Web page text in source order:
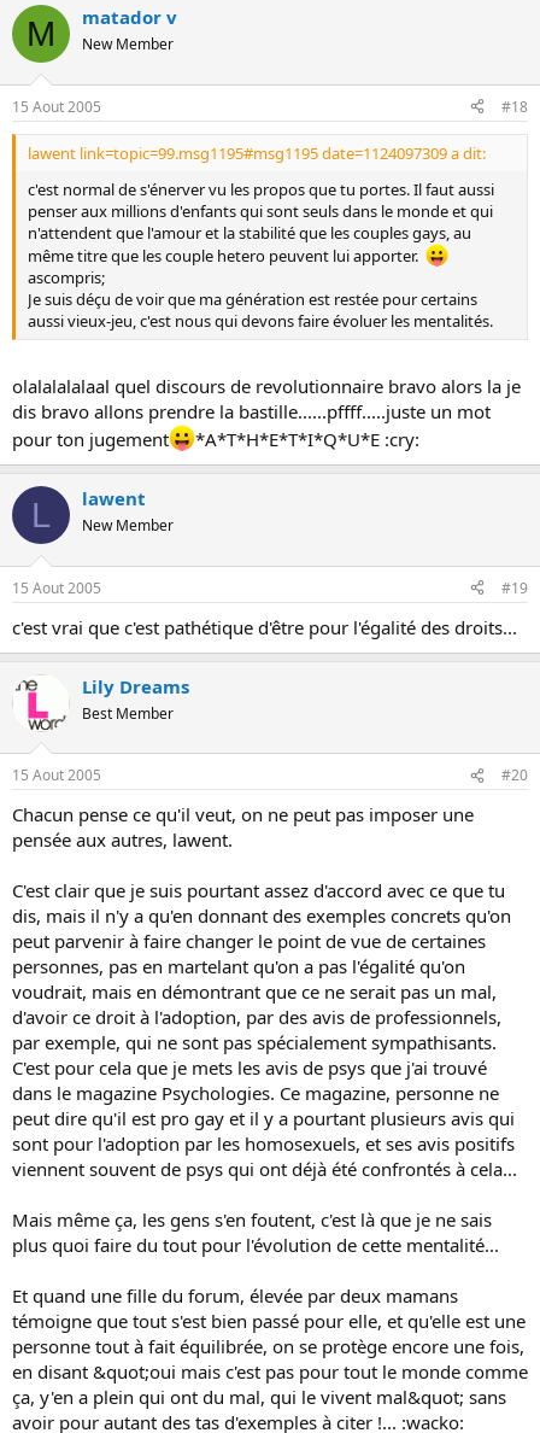
M matador v
New Member
15 Aout 2005 #18
lawent link=topic=99.msg1195#msg1195 date=1124097309 a dit:
c'est normal de s'énerver vu les propos que tu portes. Il faut aussi
penser aux millions d'enfants qui sont seuls dans le monde et qui
n'attendent que l'amour et la stabilité que les couples gays, au
même titre que les couple hetero peuvent lui apporter.
ascompris;
Je suis déçu de voir que ma génération est restée pour certains
aussi vieux-jeu, c'est nous qui devons faire évoluer les mentalités.
olalalalalaal quel discours de revolutionnaire bravo alors la je
dis bravo allons prendre la bastille......pffff.....juste un mot
pour ton jugement
*A*T*H*E*T*I*Q*U*E :cry:
L lawent
New Member
15 Aout 2005 #19
c'est vrai que c'est pathétique d'être pour l'égalité des droits...
Lily Dreams
Best Member
15 Aout 2005 #20
Chacun pense ce qu'il veut, on ne peut pas imposer une
pensée aux autres, lawent.
C'est clair que je suis pourtant assez d'accord avec ce que tu
dis, mais il n'y a qu'en donnant des exemples concrets qu'on
peut parvenir à faire changer le point de vue de certaines
personnes, pas en martelant qu'on a pas l'égalité qu'on
voudrait, mais en démontrant que ce ne serait pas un mal,
d'avoir ce droit à l'adoption, par des avis de professionnels,
par exemple, qui ne sont pas spécialement sympathisants.
C'est pour cela que je mets les avis de psys que j'ai trouvé
dans le magazine Psychologies. Ce magazine, personne ne
peut dire qu'il est pro gay et il y a pourtant plusieurs avis qui
sont pour l'adoption par les homosexuels, et ses avis positifs
viennent souvent de psys qui ont déjà été confrontés à cela...
Mais même ça, les gens s'en foutent, c'est là que je ne sais
plus quoi faire du tout pour l'évolution de cette mentalité...
Et quand une fille du forum, élevée par deux mamans
témoigne que tout s'est bien passé pour elle, et qu'elle est une
personne tout à fait équilibrée, on se protège encore une fois,
en disant &quot;oui mais c'est pas pour tout le monde comme
ça, y'en a plein qui ont du mal, qui le vivent mal&quot; sans
avoir pour autant des tas d'exemples à citer !... :wacko: